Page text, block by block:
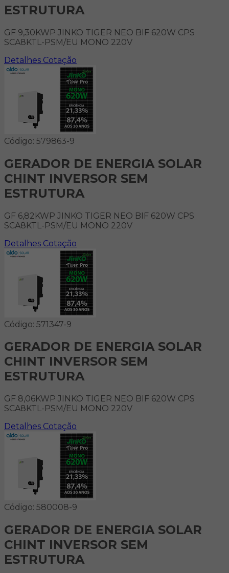
ESTRUTURA
GF 9,30KWP JINKO TIGER NEO BIF 620W CPS
SCA8KTL-PSM/EU MONO 220V
Detalhes Cotação
Código: 579863-9
GERADOR DE ENERGIA SOLAR
CHINT INVERSOR SEM
ESTRUTURA
GF 6,82KWP JINKO TIGER NEO BIF 620W CPS
SCA8KTL-PSM/EU MONO 220V
Detalhes Cotação
Código: 571347-9
GERADOR DE ENERGIA SOLAR
CHINT INVERSOR SEM
ESTRUTURA
GF 8,06KWP JINKO TIGER NEO BIF 620W CPS
SCA8KTL-PSM/EU MONO 220V
Detalhes Cotação
Código: 580008-9
GERADOR DE ENERGIA SOLAR
CHINT INVERSOR SEM
ESTRUTURA